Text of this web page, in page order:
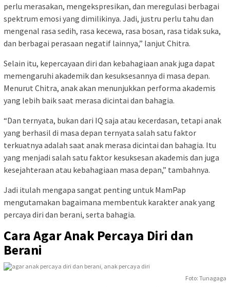
perlu merasakan, mengekspresikan, dan meregulasi berbagai
spektrum emosi yang dimilikinya. Jadi, justru perlu tahu dan
mengenal rasa sedih, rasa kecewa, rasa bosan, rasa tidak suka,
dan berbagai perasaan negatif lainnya,” lanjut Chitra.
Selain itu, kepercayaan diri dan kebahagiaan anak juga dapat
memengaruhi akademik dan kesuksesannya di masa depan.
Menurut Chitra, anak akan menunjukkan performa akademis
yang lebih baik saat merasa dicintai dan bahagia.
“Dan ternyata, bukan dari IQ saja atau kecerdasan, tetapi anak
yang berhasil di masa depan ternyata salah satu faktor
terkuatnya adalah saat anak merasa dicintai dan bahagia. Itu
yang menjadi salah satu faktor kesuksesan akademis dan juga
kesejahteraan atau kebahagiaan masa depan,” tambahnya.
Jadi itulah mengapa sangat penting untuk MamPap
mengutamakan bagaimana membentuk karakter anak yang
percaya diri dan berani, serta bahagia.
Cara Agar Anak Percaya Diri dan
Berani
Foto: Tunagaga